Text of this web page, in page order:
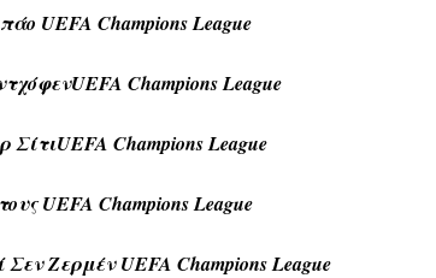
UEFA Champions League
Champions League
Champions League
UEFA Champions League
Ζερμέν UEFA Champions League